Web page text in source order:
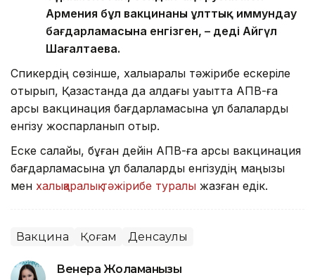
Армения бұл вакцинаны ұлттық иммундау
бағдарламасына енгізген, – деді Айгүл
Шағалтаева.
Спикердің сөзінше, халықаралық тәжірибе ескеріле
отырып, Қазақстанда да алдағы уақытта АПВ-ға
қарсы вакцинация бағдарламасына ұл балаларды
енгізу жоспарланып отыр.
Еске салайық, бұған дейін АПВ-ға қарсы вакцинация
бағдарламасына ұл балаларды енгізудің маңызы
мен халықаралық тәжірибе туралы жазған едік.
Вакцина Қоғам Денсаулық
Венера Жоламанқызы